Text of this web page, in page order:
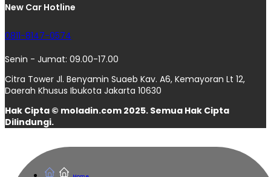
New Car Hotline
0811-8147-0574
Senin - Jumat: 09.00-17.00
Citra Tower Jl. Benyamin Suaeb Kav. A6, Kemayoran Lt 12,
Daerah Khusus Ibukota Jakarta 10630
Hak Cipta © moladin.com 2025. Semua Hak Cipta
Dilindungi.